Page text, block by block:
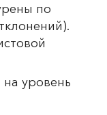
по
на уровень